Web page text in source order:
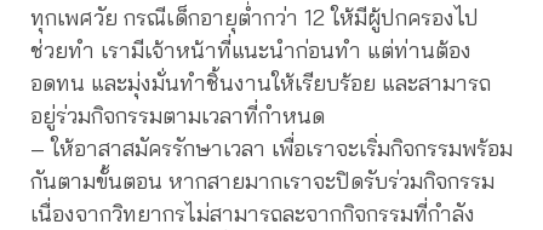
ทุกเพศวัย กรณีเด็กอายุต่ำกว่า 12 ให้มีผู้ปกครองไป
ช่วยทำ เรามีเจ้าหน้าที่แนะนำก่อนทำ แต่ท่านต้อง
อดทน และมุ่งมั่นทำชิ้นงานให้เรียบร้อย และสามารถ
อยู่ร่วมกิจกรรมตามเวลาที่กำหนด
– ให้อาสาสมัครรักษาเวลา เพื่อเราจะเริ่มกิจกรรมพร้อม
กันตามขั้นตอน หากสายมากเราจะปิดรับร่วมกิจกรรม
เนื่องจากวิทยากรไม่สามารถละจากกิจกรรมที่กำลัง